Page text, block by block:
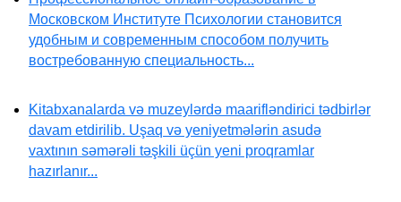
Московском Институте Психологии становится
удобным и современным способом получить
востребованную специальность...
Kitabxanalarda və muzeylərdə maarifləndirici tədbirlər
davam etdirilib. Uşaq və yeniyetmələrin asudə
vaxtının səmərəli təşkili üçün yeni proqramlar
hazırlanır...